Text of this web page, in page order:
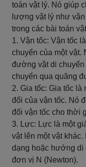
toán vật lý. Nó giúp
lượng vật lý như
trong các bài toán
1. Vận tốc: Vận tốc
chuyển của một vật.
đường vật di chuyển
chuyển qua quãng
2. Gia tốc: Gia tốc là
đổi của vận tốc. Nó
đổi vận tốc cho thời
3. Lực: Lực là một
vật lên một vật
dạng hoặc hướng di
đơn vị N (Newton).